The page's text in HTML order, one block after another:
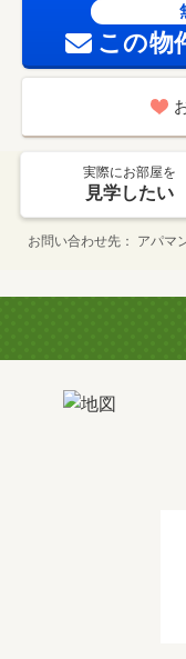
この物
実際にお部屋を
見学したい
お問い合わせ先 アパマ